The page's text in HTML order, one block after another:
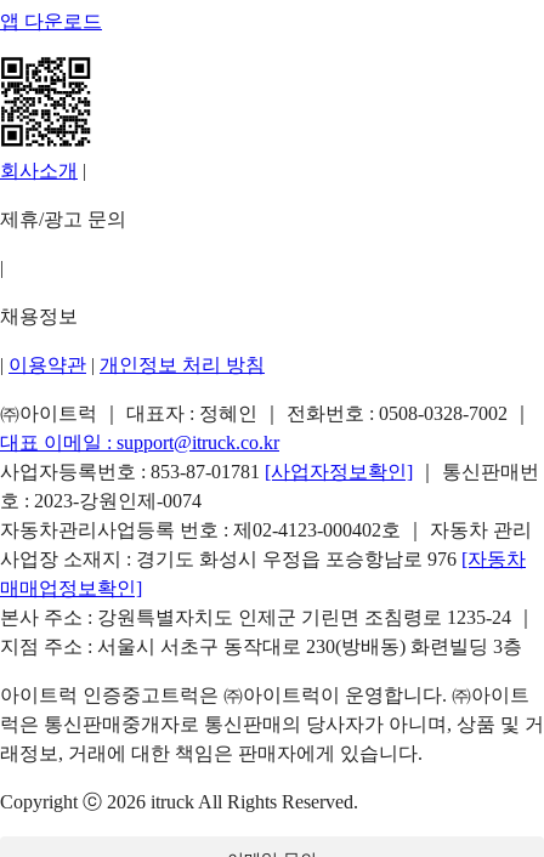
앱 다운로드
회사소개 |
제휴/광고 문의
|
채용정보
| 이용약관 | 개인정보 처리 방침
㈜아이트럭 ｜ 대표자 : 정혜인 ｜ 전화번호 : 0508-0328-7002
대표 이메일 : support@itruck.co.kr
사업자등록번호 : 853-87-01781 [사업자정보확인]
｜ 통신판매번
호 : 2023-강원인제-0074
자동차관리사업등록 번호 : 제02-4123-000402호 ｜ 자동차 관리
사업장 소재지 : 경기도 화성시 우정읍 포승항남로 976 [자동차
매매업정보확인]
본사 주소 : 강원특별자치도 인제군 기린면 조침령로 1235-24 ｜
지점 주소 : 서울시 서초구 동작대로 230(방배동) 화련빌딩 3층
아이트럭 인증중고트럭은 ㈜아이트럭이 운영합니다. ㈜아이트
럭은 통신판매중개자로 통신판매의 당사자가 아니며, 상품 및 거
래정보, 거래에 대한 책임은 판매자에게 있습니다.
Copyright ⓒ 2026 itruck All Rights Reserved.